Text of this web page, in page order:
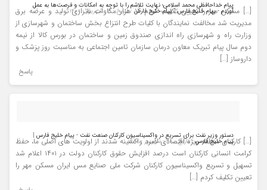
پیام خداحافظی محمد اسلامی؛ نهایت تلاشم را با توجه به امکانات و فرصت‌ها به عمل
آوردم - پیام خلیج فارس | پیام خلیج فارس - تاریخ : ۲ - شهریور - ۱۴۰۰
[…] مسکن مهر را تعیین تکلیف کردم ۱۴ هزار مگاوات ناترازی تولید و عرضه برق
مدیریت شد مخالفت نمایندگان با کلیات طرح انتزاع بخش ساختمان و شهرسازی از
وزارت راه و شهرسازی راه اندازی صندوق زمین و ساختمان در بورس کالا از نیمه
دوم سال پیام تبریک معاون درمان سازمان تامین اجتماعی به مناسبت روز پزشک و
داروساز […]
پاسخ
دستور وزیر نفت برای تسریع در واکسیناسیون کارکنان صنعت نفت - پیام خلیج فارس |
پیام خلیج فارس- تاریخ : ۲۰ - شهریور - ۱۴۰۰
[…] کارکنان منطقه ویژه اقتصادی لامرد واکسینه شدند از اولویت های اصلی ما، حفظ
کرامت انسانی کارکنان است درصد افزایش حقوق کارکنان دولت در ۱۴۰۱ اعلام شد
تسهیل و تسریع واکسیناسیون کارکنان شرکت ملی صنایع مس ایران مسکن مهر را
تعیین تکلیف کردم […]